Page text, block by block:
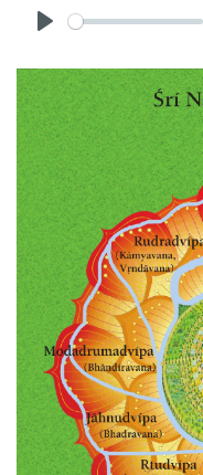
l
a
y
Image